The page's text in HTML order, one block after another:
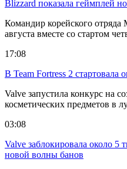
Blizzard показала геймплей
Командир корейского отряда
августа вместе со стартом
17:08
В Team Fortress 2 стартовала
Valve запустила конкурс на
косметических предметов в
03:08
Valve заблокировала около 5
новой волны банов